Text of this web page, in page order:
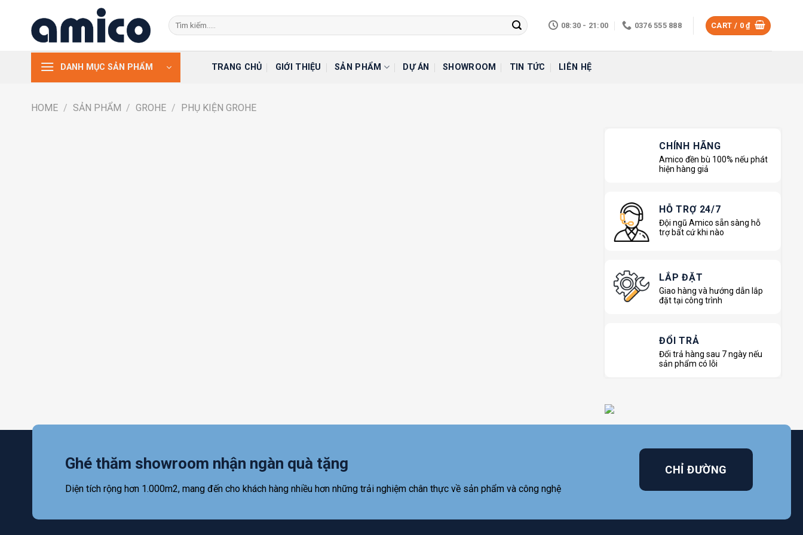
Search
for:
08:30 - 21:00 0376 555 888 CART / 0₫
DANH MỤC SẢN PHẨM TRANG CHỦ GIỚI THIỆU SẢN PHẨM DỰ ÁN SHOWROOM TIN TỨC LIÊN HỆ
HOME / SẢN PHẨM / GROHE / PHỤ KIỆN GROHE
CHÍNH HÃNG
Amico đền bù 100% nếu phát
hiện hàng giả
HỖ TRỢ 24/7
Đội ngũ Amico sẵn sàng hỗ
trợ bất cứ khi nào
LẮP ĐẶT
Giao hàng và hướng dẫn lắp
đặt tại công trình
ĐỔI TRẢ
Đổi trả hàng sau 7 ngày nếu
sản phẩm có lỗi
Ghé thăm showroom nhận ngàn quà tặng
Diện tích rộng hơn 1.000m2, mang đến cho khách hàng nhiều hơn những trải nghiệm chân thực về sản phẩm và công nghệ
CHỈ ĐƯỜNG